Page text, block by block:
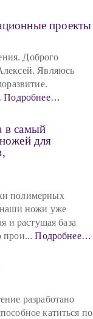
проекты
Доброго
Являюсь
Подробнее…
в самый
для
полимерных
наши ножи уже
и растущая база
прои...Подробнее…
разработано
катиться по